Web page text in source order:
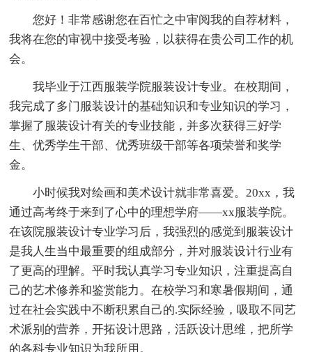
您好！非常感谢您在百忙之中审阅我的自荐材料，
我将在您的审视中接受考验，以获得在贵公司工作的机
会。
我毕业于江西服装学院服装设计专业。在校期间，
我完成了多门服装设计的基础知识和专业知识的学习，
掌握了服装设计有关的专业技能，并多次获得三好学
生、优秀学生干部、优秀班级干部等各项荣誉和奖学
金。
小时候我对绘画和美术设计就非常喜爱。20xx，我
通过高考终于来到了心中的理想学府——xx服装学院。
在该院服装设计专业学习后，我强烈的感觉到服装设计
是我人生当中最重要的组成部分，并对服装设计行业有
了更高的理解。平时我认真学习专业知识，注重提高自
己的艺术修养和鉴赏能力。在校学习和寒暑假期间，通
过在社会实践中不断积累自己的.实际经验，吸取不同艺
术派别的营养，开拓设计思路，活跃设计思维，把所学
的各科专业知识为我所用。